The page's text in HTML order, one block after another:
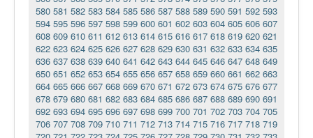
580 581 582 583 584 585 586 587 588 589 590 591 592 593
594 595 596 597 598 599 600 601 602 603 604 605 606 607
608 609 610 611 612 613 614 615 616 617 618 619 620 621
622 623 624 625 626 627 628 629 630 631 632 633 634 635
636 637 638 639 640 641 642 643 644 645 646 647 648 649
650 651 652 653 654 655 656 657 658 659 660 661 662 663
664 665 666 667 668 669 670 671 672 673 674 675 676 677
678 679 680 681 682 683 684 685 686 687 688 689 690 691
692 693 694 695 696 697 698 699 700 701 702 703 704 705
706 707 708 709 710 711 712 713 714 715 716 717 718 719